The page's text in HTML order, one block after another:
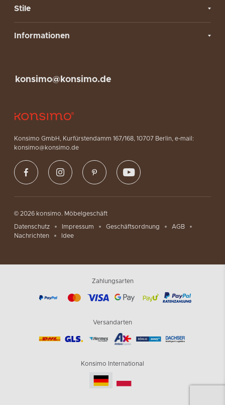
Stile
Informationen
Konsimo GmbH, Kurfürstendamm 167/168, 10707 Berlin, e-mail:
konsimo@konsimo.de
konsimo@konsimo.de
© 2026 konsimo. Möbelgeschäft
Datenschutz Impressum Geschäftsordnung
AGB
Nachrichten
Idee
Zahlungsarten
Versandarten
Konsimo International